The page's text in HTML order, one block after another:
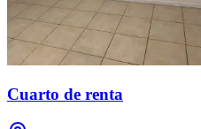
Cuarto de renta